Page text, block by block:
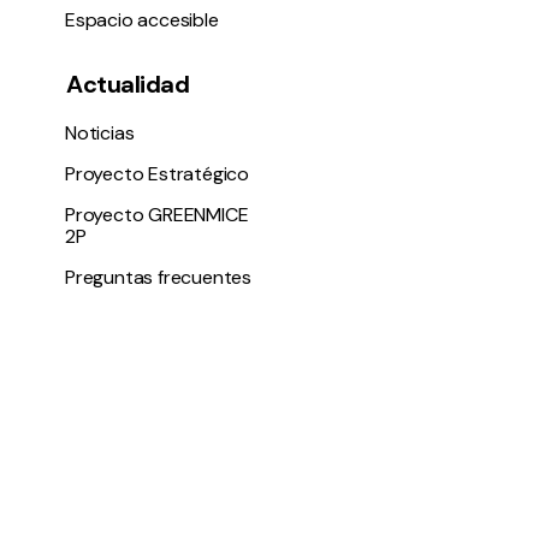
Espacio accesible
Actualidad
Noticias
Proyecto Estratégico
Proyecto GREENMICE
2P
Preguntas frecuentes